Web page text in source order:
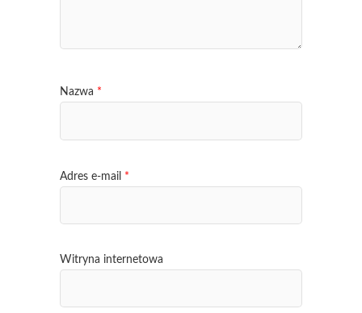
Nazwa *
Adres e-mail *
Witryna internetowa